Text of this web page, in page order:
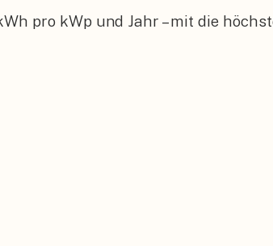
pro kWp und Jahr – mit die